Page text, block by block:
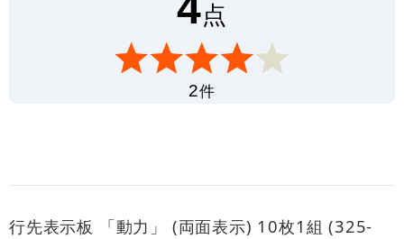
点
2件
行先表示板 「動力」 (両面表示) 10枚1組 (325-